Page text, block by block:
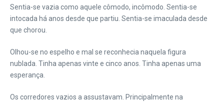
Sentia-se vazia como aquele cômodo, incômodo. Sentia-se
intocada há anos desde que partiu. Sentia-se imaculada desde
que chorou.
Olhou-se no espelho e mal se reconhecia naquela figura
nublada. Tinha apenas vinte e cinco anos. Tinha apenas uma
esperança.
Os corredores vazios a assustavam. Principalmente na